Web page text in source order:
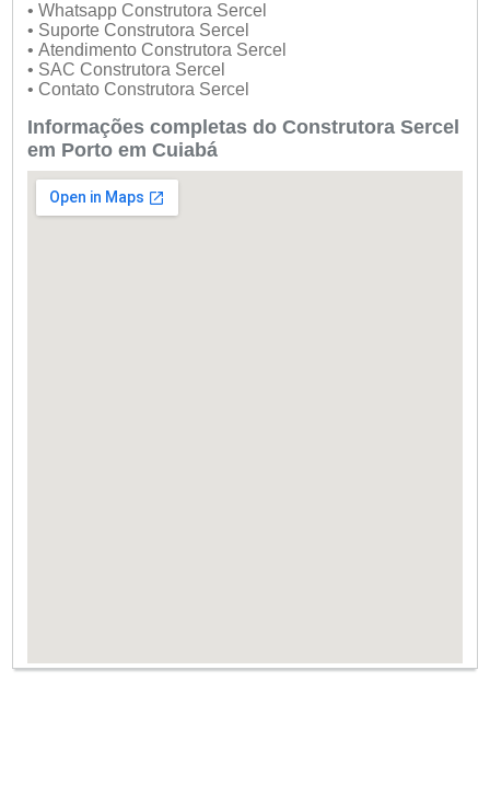
• Whatsapp Construtora Sercel
• Suporte Construtora Sercel
• Atendimento Construtora Sercel
• SAC Construtora Sercel
• Contato Construtora Sercel
Informações completas do Construtora Sercel
em Porto em Cuiabá